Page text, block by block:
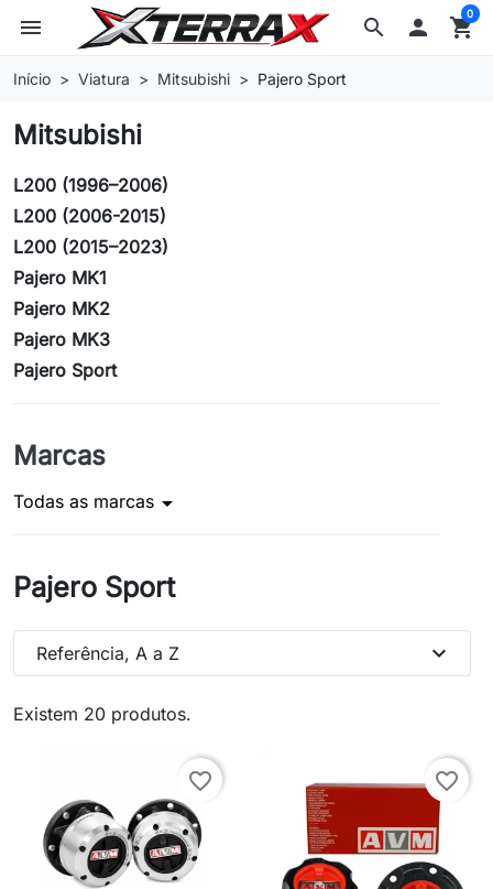
search
menu  shopping_cart
0
Início Viatura Mitsubishi Pajero Sport
Mitsubishi
L200 (1996–2006)
L200 (2006-2015)
L200 (2015–2023)
Pajero MK1
Pajero MK2
Pajero MK3
Pajero Sport
Marcas
Todas as marcas arrow_drop_down
Pajero Sport
Existem 20 produtos.
Referência, A a Z expand_more
favorite_border favorite_border